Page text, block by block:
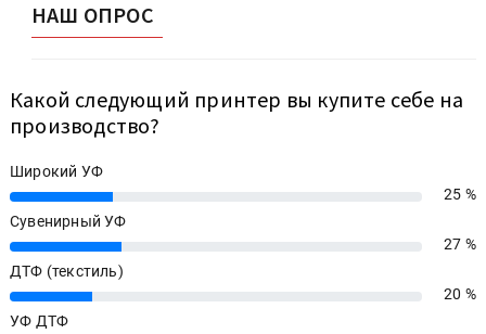
НАШ ОПРОС
Какой следующий принтер вы купите себе на
производство?
Широкий УФ
25%
25 %
Сувенирный УФ
27%
27 %
ДТФ (текстиль)
20%
20 %
УФ ДТФ